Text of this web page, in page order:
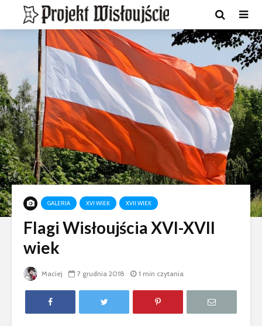
GALERIA XVI WIEK XVII WIEK
Flagi Wisłoujścia XVI-XVII
wiek
Maciej 7 grudnia 2018 1 min czytania